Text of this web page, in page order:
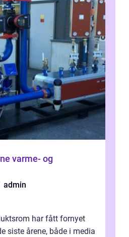
varme- og
admin
har fått fornyet
siste årene, både i media